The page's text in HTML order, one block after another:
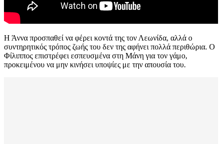
Η Άννα προσπαθεί να φέρει κοντά της τον Λεωνίδα, αλλά ο
συντηρητικός τρόπος ζωής του δεν της αφήνει πολλά περιθώρια. Ο
Φίλιππος επιστρέφει εσπευσμένα στη Μάνη για τον γάμο,
προκειμένου να μην κινήσει υποψίες με την απουσία του.